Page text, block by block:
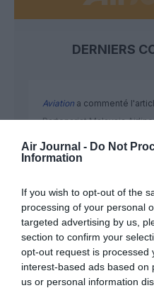
Air Journal - Do Not
Information
If you wish to opt-out of the
processing of your personal
targeted advertising by us,
section to confirm your
opt-out request is processed
interest-based ads based on
us or personal information
DERNIERS
Aviation a commenté
Partenariat Malaysia
NDRa commenté l'article :
Aéroports du Maroc : la
au tout numérique avec